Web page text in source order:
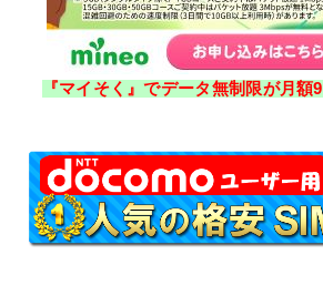
『マイそく』でデータ無制限が月額